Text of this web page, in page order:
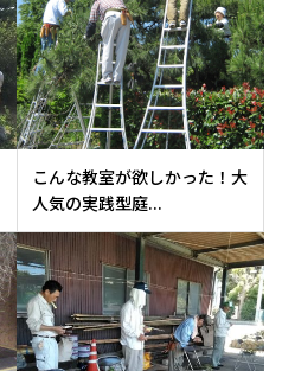
こんな教室が欲しかった！大
人気の実践型庭...